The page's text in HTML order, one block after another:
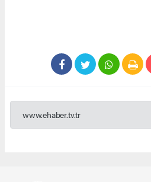
www.ehaber.tv.tr